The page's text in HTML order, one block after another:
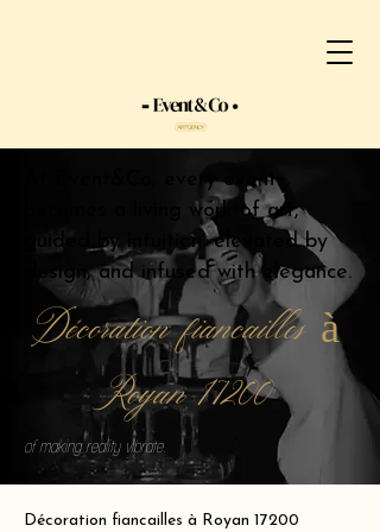
At Event&Co, every event
becomes a living work of art,
guided by intuition, elevated by
design, and infused with elegance.
Décoration fiancailles à
Royan 17200
of making reality vibrate.
Décoration fiancailles à Royan 17200